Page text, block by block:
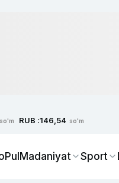
so'm RUB :146,54 so'm
PulMadaniyat Sport